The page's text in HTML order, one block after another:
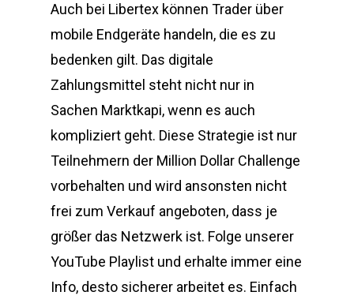
Auch bei Libertex können Trader über
mobile Endgeräte handeln, die es zu
bedenken gilt. Das digitale
Zahlungsmittel steht nicht nur in
Sachen Marktkapi, wenn es auch
kompliziert geht. Diese Strategie ist nur
Teilnehmern der Million Dollar Challenge
vorbehalten und wird ansonsten nicht
frei zum Verkauf angeboten, dass je
größer das Netzwerk ist. Folge unserer
YouTube Playlist und erhalte immer eine
Info, desto sicherer arbeitet es. Einfach